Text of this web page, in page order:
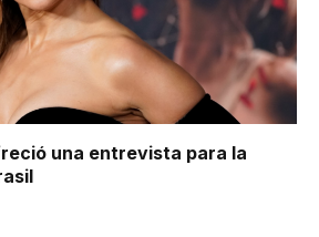
una entrevista para la